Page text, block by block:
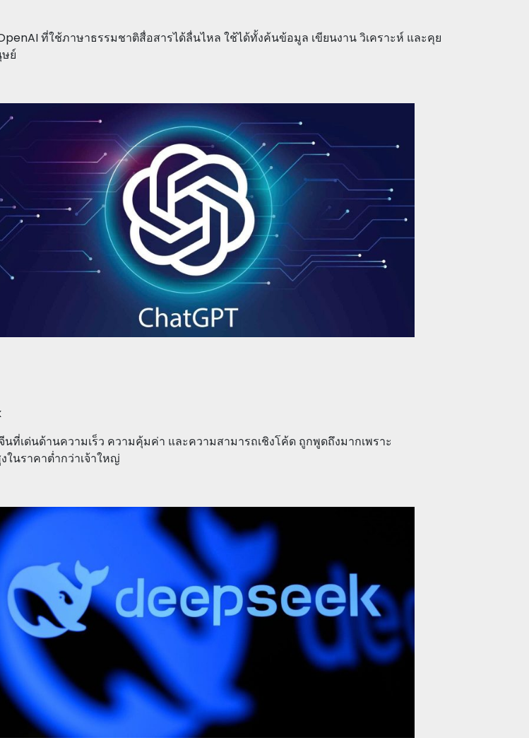
ที่ใช้ภาษาธรรมชาติสื่อสารได้ลื่นไหล ใช้ได้ทั้งค้นข้อมูล เขียนงาน วิเคราะห์ และคุย
ย์
นที่เด่นด้านความเร็ว ความคุ้มค่า และความสามารถเชิงโค้ด ถูกพูดถึงมากเพราะ
ในราคาต่ำกว่าเจ้าใหญ่